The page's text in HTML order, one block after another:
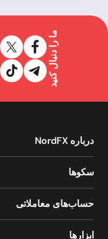
ما را دنبال کنید
درباره NordFX
سکوها
حساب‌های معاملاتی
ابزارها